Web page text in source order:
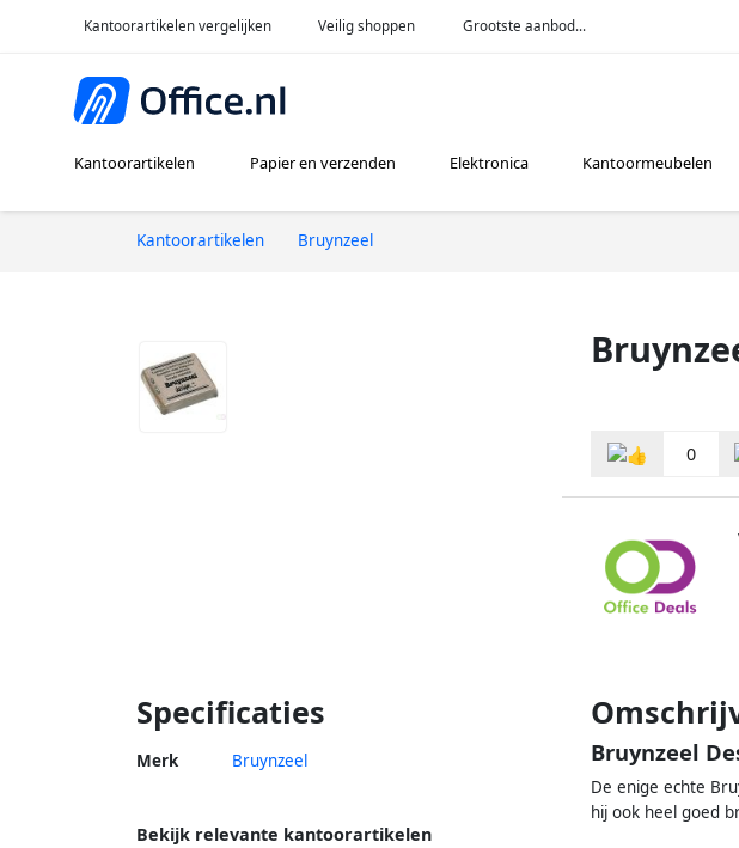
Kantoorartikelen vergelijken Veilig shoppen Grootste aanbod...
Kantoorartikelen Papier en verzenden Elektronica Kantoormeubelen
Kantoorartikelen Bruynzeel
0
Specificaties
Merk Bruynzeel Bruynzeel
De enige echte
hij ook heel goed
Bekijk relevante kantoorartikelen